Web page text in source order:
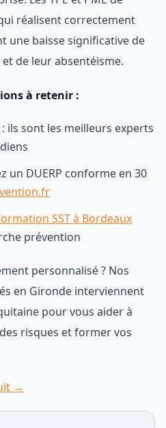
réalisent correctement
une baisse significative de
de leur absentéisme.
à retenir :
: ils sont les meilleurs experts
un DUERP conforme en 30
SST à Bordeaux
prévention
personnalisé ? Nos
en Gironde interviennent
pour vous aider à
risques et former vos
→